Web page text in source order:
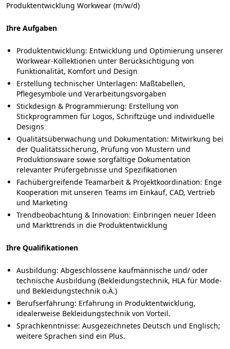
Produktentwicklung Workwear (m/w/d)
Ihre Aufgaben
Produktentwicklung: Entwicklung und Optimierung unserer
Workwear-Kollektionen unter Berücksichtigung von
Funktionalität, Komfort und Design
Erstellung technischer Unterlagen: Maßtabellen,
Pflegesymbole und Verarbeitungsvorgaben
Stickdesign & Programmierung: Erstellung von
Stickprogrammen für Logos, Schriftzüge und individuelle
Designs
Qualitätsüberwachung und Dokumentation: Mitwirkung bei
der Qualitätssicherung, Prüfung von Mustern und
Produktionsware sowie sorgfältige Dokumentation
relevanter Prüfergebnisse und Spezifikationen
Fachübergreifende Teamarbeit & Projektkoordination: Enge
Kooperation mit unseren Teams im Einkauf, CAD, Vertrieb
und Marketing
Trendbeobachtung & Innovation: Einbringen neuer Ideen
und Markttrends in die Produktentwicklung
Ihre Qualifikationen
Ausbildung: Abgeschlossene kaufmännische und/ oder
technische Ausbildung (Bekleidungstechnik, HLA für Mode-
und Bekleidungstechnik o.Ä.)
Berufserfahrung: Erfahrung in Produktentwicklung,
idealerweise Bekleidungstechnik von Vorteil.
Sprachkenntnisse: Ausgezeichnetes Deutsch und Englisch;
weitere Sprachen sind ein Plus.